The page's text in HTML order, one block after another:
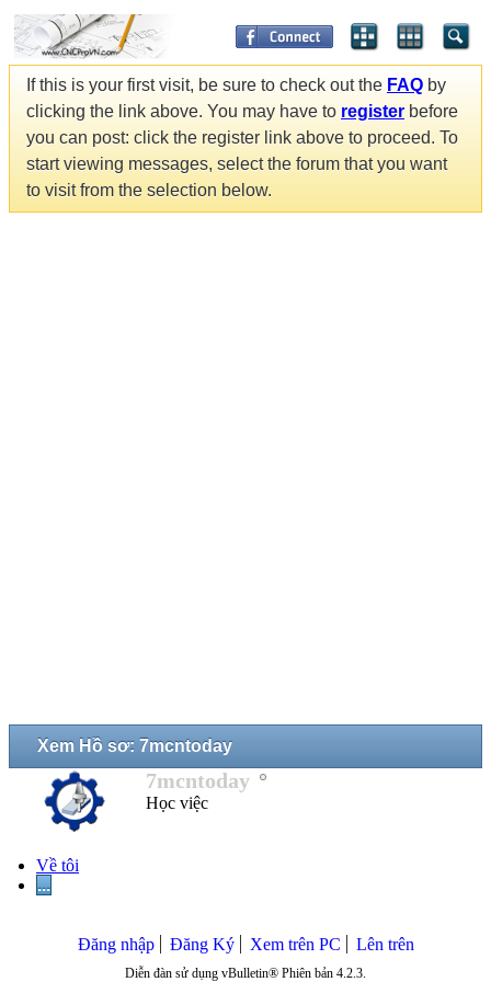
If this is your first visit, be sure to check out the FAQ by
clicking the link above. You may have to register before
you can post: click the register link above to proceed. To
start viewing messages, select the forum that you want
to visit from the selection below.
Xem Hồ sơ: 7mcntoday
7mcntoday
Học việc
Về tôi
...
Đăng nhập Đăng Ký Xem trên PC Lên trên
Diễn đàn sử dụng vBulletin® Phiên bản 4.2.3.